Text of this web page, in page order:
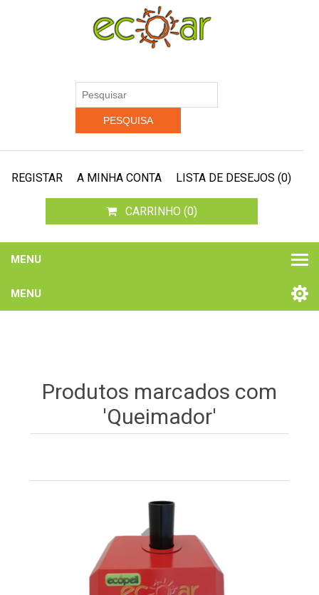
REGISTAR A MINHA CONTA LISTA DE DESEJOS (0)
CARRINHO (0)
MENU
MENU
Produtos marcados com
'Queimador'